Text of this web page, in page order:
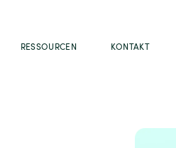
RESSOURCEN KONTAKT